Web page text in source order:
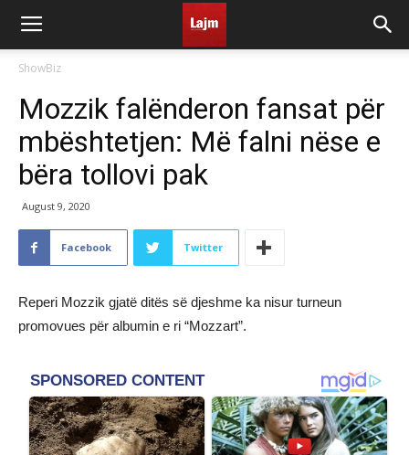
ShowBiz
Mozzik falënderon fansat për
mbështetjen: Më falni nëse e
bëra tollovi pak
August 9, 2020
Facebook Twitter
Reperi Mozzik gjatë ditës së djeshme ka nisur turneun
promovues për albumin e ri “Mozzart”.